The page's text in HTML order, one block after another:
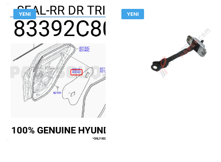
YENI YENI